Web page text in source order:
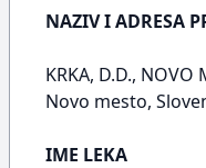
NAZIV I ADRESA
KRKA, D.D.,
Novo mesto,
IME LEKA